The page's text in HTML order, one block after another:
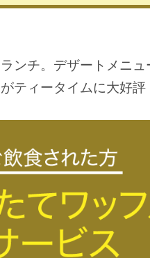
ンチ。デザートメニ
ティータイムに大好評